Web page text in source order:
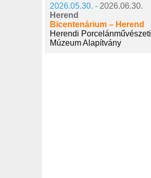
2026.05.30. - 2026.06.30.
Herend
Bicentenárium – Herend
Herendi Porcelánművészeti
Múzeum Alapítvány